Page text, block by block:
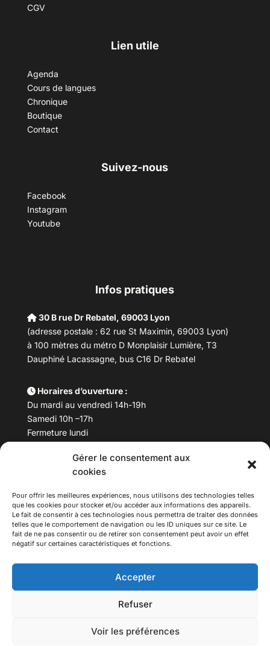
Gérer le consentement aux
cookies
Pour offrir les meilleures expériences, nous utilisons des technologies telles
que les cookies pour stocker et/ou accéder aux informations des appareils.
Le fait de consentir à ces technologies nous permettra de traiter des données
telles que le comportement de navigation ou les ID uniques sur ce site. Le
fait de ne pas consentir ou de retirer son consentement peut avoir un effet
négatif sur certaines caractéristiques et fonctions.
Accepter
Refuser
Voir les préférences
CGV
Lien utile
Agenda
Cours de langues
Chronique
Boutique
Contact
Suivez-nous
Facebook
Instagram
Youtube
Infos pratiques
30 B rue Dr Rebatel, 69003 Lyon
(adresse postale : 62 rue St Maximin, 69003 Lyon)
à 100 mètres du métro D Monplaisir Lumière, T3
Dauphiné Lacassagne, bus C16 Dr Rebatel
Horaires d’ouverture :
Du mardi au vendredi 14h-19h
Samedi 10h –17h
Fermeture lundi
Téléphone : 04 78 53 06 40
maisondesculturesasiatiques@asiexpo.com
Tous droits réservés.